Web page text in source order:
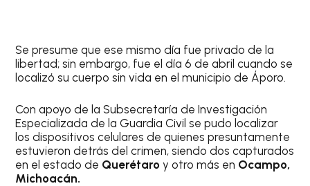
Se presume que ese mismo día fue privado de la
libertad; sin embargo, fue el día 6 de abril cuando se
localizó su cuerpo sin vida en el municipio de Áporo.
Con apoyo de la Subsecretaría de Investigación
Especializada de la Guardia Civil se pudo localizar
los dispositivos celulares de quienes presuntamente
estuvieron detrás del crimen, siendo dos capturados
en el estado de Querétaro y otro más en Ocampo,
Michoacán.